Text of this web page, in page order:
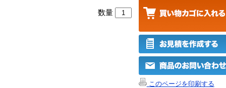
数量
このページを印刷する